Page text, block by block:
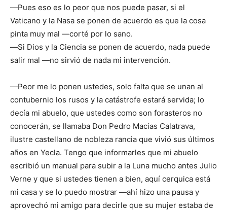
―Pues eso es lo peor que nos puede pasar, si el
Vaticano y la Nasa se ponen de acuerdo es que la cosa
pinta muy mal ―corté por lo sano.
―Si Dios y la Ciencia se ponen de acuerdo, nada puede
salir mal ―no sirvió de nada mi intervención.
―Peor me lo ponen ustedes, solo falta que se unan al
contubernio los rusos y la catástrofe estará servida; lo
decía mi abuelo, que ustedes como son forasteros no
conocerán, se llamaba Don Pedro Macías Calatrava,
ilustre castellano de nobleza rancia que vivió sus últimos
años en Yecla. Tengo que informarles que mi abuelo
escribió un manual para subir a la Luna mucho antes Julio
Verne y que si ustedes tienen a bien, aquí cerquica está
mi casa y se lo puedo mostrar ―ahí hizo una pausa y
aprovechó mi amigo para decirle que su mujer estaba de